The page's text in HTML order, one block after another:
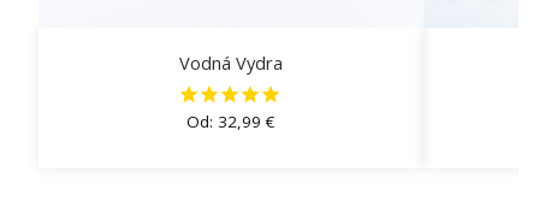
Vodná Vydra
Od: 32,99€